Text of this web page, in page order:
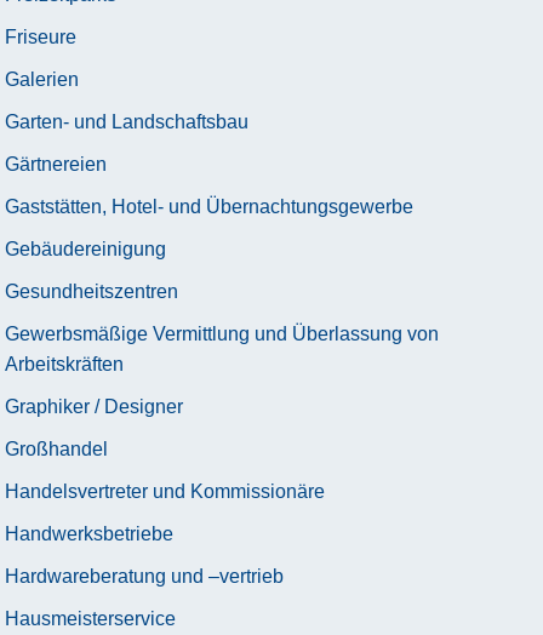
Friseure
Galerien
Garten- und Landschaftsbau
Gärtnereien
Gaststätten, Hotel- und Übernachtungsgewerbe
Gebäudereinigung
Gesundheitszentren
Gewerbsmäßige Vermittlung und Überlassung von
Arbeitskräften
Graphiker / Designer
Großhandel
Handelsvertreter und Kommissionäre
Handwerksbetriebe
Hardwareberatung und –vertrieb
Hausmeisterservice